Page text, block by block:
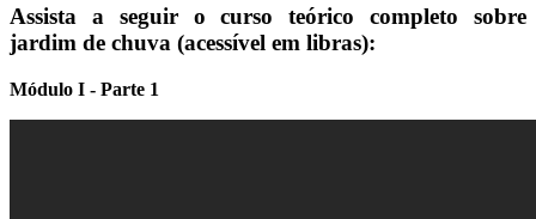
Assista a seguir o curso teórico completo sobre
jardim de chuva (acessível em libras):
Módulo I - Parte 1